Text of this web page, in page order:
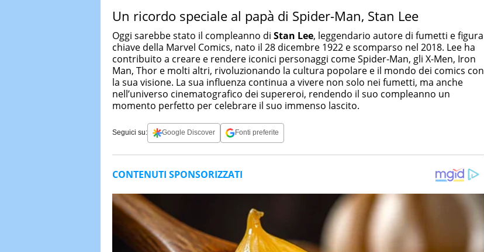
Un ricordo speciale al papà di Spider-Man, Stan Lee
Oggi sarebbe stato il compleanno di Stan Lee, leggendario autore di fumetti e figura
chiave della Marvel Comics, nato il 28 dicembre 1922 e scomparso nel 2018. Lee ha
contribuito a creare e rendere iconici personaggi come Spider-Man, gli X-Men, Iron
Man, Thor e molti altri, rivoluzionando la cultura popolare e il mondo dei comics con
la sua visione. La sua influenza continua a vivere non solo nei fumetti, ma anche
nell’universo cinematografico dei supereroi, rendendo il suo compleanno un
momento perfetto per celebrare il suo immenso lascito.
Seguici su: Google Discover Fonti preferite